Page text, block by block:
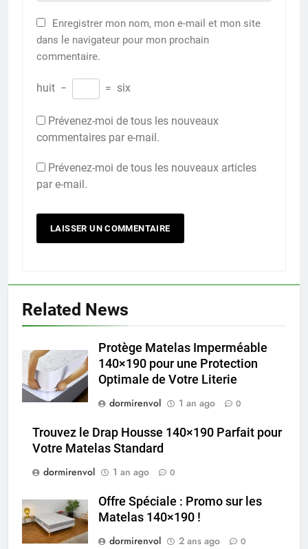
Enregistrer mon nom, mon e-mail et mon site
dans le navigateur pour mon prochain
commentaire.
huit − = six
Prévenez-moi de tous les nouveaux
commentaires par e-mail.
Prévenez-moi de tous les nouveaux articles
par e-mail.
Related News
Protège Matelas Imperméable
140×190 pour une Protection
Optimale de Votre Literie
dormirenvol
1 an ago 0
Trouvez le Drap Housse 140×190 Parfait pour
Votre Matelas Standard
dormirenvol
1 an ago 0
Offre Spéciale : Promo sur les
Matelas 140×190 !
dormirenvol
2 ans ago 0